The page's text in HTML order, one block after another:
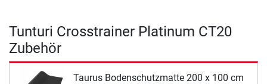
Tunturi Crosstrainer Platinum CT20
Zubehör
Taurus Bodenschutzmatte 200 x 100 cm